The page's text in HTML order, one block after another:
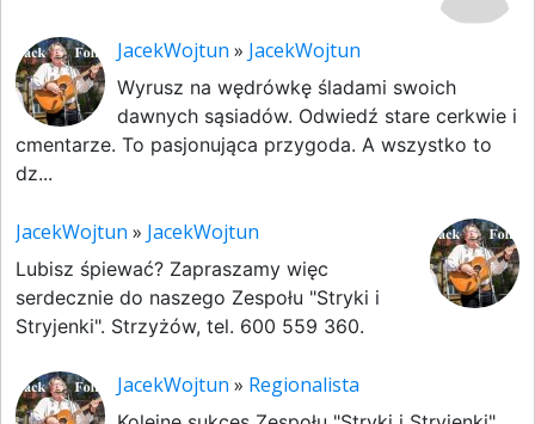
JacekWojtun » JacekWojtun
Wyrusz na wędrówkę śladami swoich
dawnych sąsiadów. Odwiedź stare cerkwie i
cmentarze. To pasjonująca przygoda. A wszystko to
dz...
JacekWojtun » JacekWojtun
Lubisz śpiewać? Zapraszamy więc
serdecznie do naszego Zespołu "Stryki i
Stryjenki". Strzyżów, tel. 600 559 360.
JacekWojtun » Regionalista